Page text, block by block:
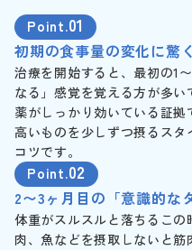
Point.01
初期の食事量の変化に驚
治療を開始すると、最初の1
なる」感覚を覚える方が多い
薬がしっかり効いている証
高いものを少しずつ摂るス
コツです。
Point.02
2〜3ヶ月目の「意識的な
体重がスルスルと落ちるこ
肉、魚などを摂取しないと